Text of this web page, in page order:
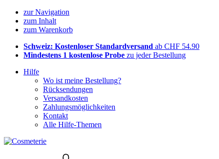
zur Navigation
zum Inhalt
zum Warenkorb
Schweiz: Kostenloser Standardversand ab CHF 54.90
Mindestens 1 kostenlose Probe zu jeder Bestellung
Hilfe
Wo ist meine Bestellung?
Rücksendungen
Versandkosten
Zahlungsmöglichkeiten
Kontakt
Alle Hilfe-Themen